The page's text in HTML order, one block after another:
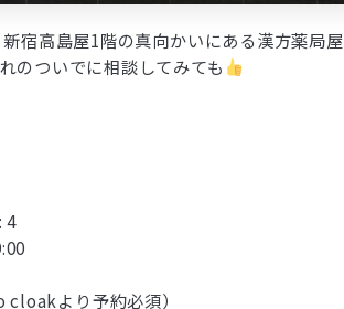
宿高島屋1階の真向かいにある漢方薬局屋
のついでに相談してみても
4
cloakより予約必須）